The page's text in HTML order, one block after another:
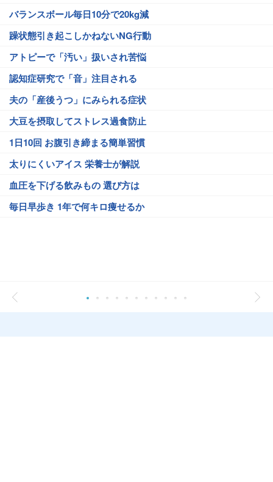
バランスボール毎日10分で20kg減
躁状態引き起こしかねないNG行動
アトピーで「汚い」扱いされ苦悩
認知症研究で「音」注目される
夫の「産後うつ」にみられる症状
大豆を摂取してストレス過食防止
1日10回 お腹引き締まる簡単習慣
太りにくいアイス 栄養士が解説
血圧を下げる飲みもの 選び方は
毎日早歩き 1年で何キロ痩せるか